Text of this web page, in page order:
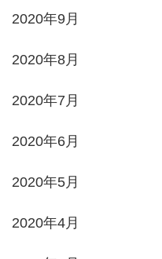
2020年9月
2020年8月
2020年7月
2020年6月
2020年5月
2020年4月